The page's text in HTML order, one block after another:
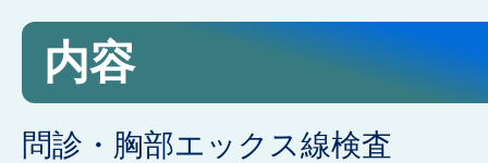
内容
問診・胸部エックス線検査